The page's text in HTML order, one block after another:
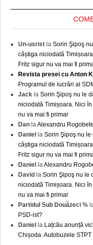
Un-usrist la Sorin Şipoş
câștiga niciodată
Fritz sigur nu va mai fi
Revista presei cu Anton
Programul de lucrări al
Jack la Sorin Şipoş nu le
niciodată Timișoara. Nici
nu va mai fi primar
Dan laAlexandru
Daniel
la Sorin Şipoş nu le
câștiga niciodată
Fritz sigur nu va mai fi
Daniel
laAlexandru
David la Sorin Şipoş nu le
niciodată Timișoara. Nici
nu va mai fi primar
Partidul Sub Douăzeci %
PSD-ist?
Daniel
la Lațcău anunță
Chișoda. Autobuzele